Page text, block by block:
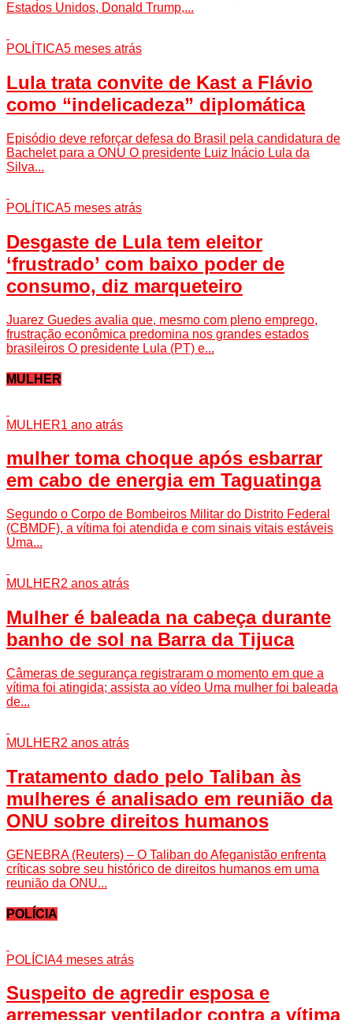
Estados Unidos, Donald Trump,...
POLÍTICA5 meses atrás
Lula trata convite de Kast a Flávio
como “indelicadeza” diplomática
Episódio deve reforçar defesa do Brasil pela candidatura de
Bachelet para a ONU O presidente Luiz Inácio Lula da
Silva...
POLÍTICA5 meses atrás
Desgaste de Lula tem eleitor
‘frustrado’ com baixo poder de
consumo, diz marqueteiro
Juarez Guedes avalia que, mesmo com pleno emprego,
frustração econômica predomina nos grandes estados
brasileiros O presidente Lula (PT) e...
MULHER
MULHER1 ano atrás
mulher toma choque após esbarrar
em cabo de energia em Taguatinga
Segundo o Corpo de Bombeiros Militar do Distrito Federal
(CBMDF), a vítima foi atendida e com sinais vitais estáveis
Uma...
MULHER2 anos atrás
Mulher é baleada na cabeça durante
banho de sol na Barra da Tijuca
Câmeras de segurança registraram o momento em que a
vítima foi atingida; assista ao vídeo Uma mulher foi baleada
de...
MULHER2 anos atrás
Tratamento dado pelo Taliban às
mulheres é analisado em reunião da
ONU sobre direitos humanos
GENEBRA (Reuters) – O Taliban do Afeganistão enfrenta
críticas sobre seu histórico de direitos humanos em uma
reunião da ONU...
POLÍCIA
POLÍCIA4 meses atrás
Suspeito de agredir esposa e
arremessar ventilador contra a vítima